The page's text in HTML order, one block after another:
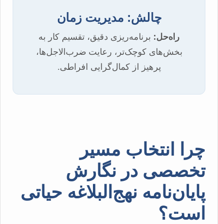
چالش: مدیریت زمان
راه‌حل: برنامه‌ریزی دقیق، تقسیم کار به
بخش‌های کوچک‌تر، رعایت ضرب‌الاجل‌ها،
پرهیز از کمال‌گرایی افراطی.
چرا انتخاب مسیر
تخصصی در نگارش
پایان‌نامه نهج‌البلاغه حیاتی
است؟